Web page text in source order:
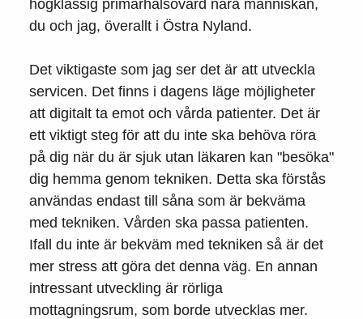
högklassig primärhälsovård nära människan,
du och jag, överallt i Östra Nyland.
Det viktigaste som jag ser det är att utveckla
servicen. Det finns i dagens läge möjligheter
att digitalt ta emot och vårda patienter. Det är
ett viktigt steg för att du inte ska behöva röra
på dig när du är sjuk utan läkaren kan "besöka"
dig hemma genom tekniken. Detta ska förstås
användas endast till såna som är bekväma
med tekniken. Vården ska passa patienten.
Ifall du inte är bekväm med tekniken så är det
mer stress att göra det denna väg. En annan
intressant utveckling är rörliga
mottagningsrum, som borde utvecklas mer.